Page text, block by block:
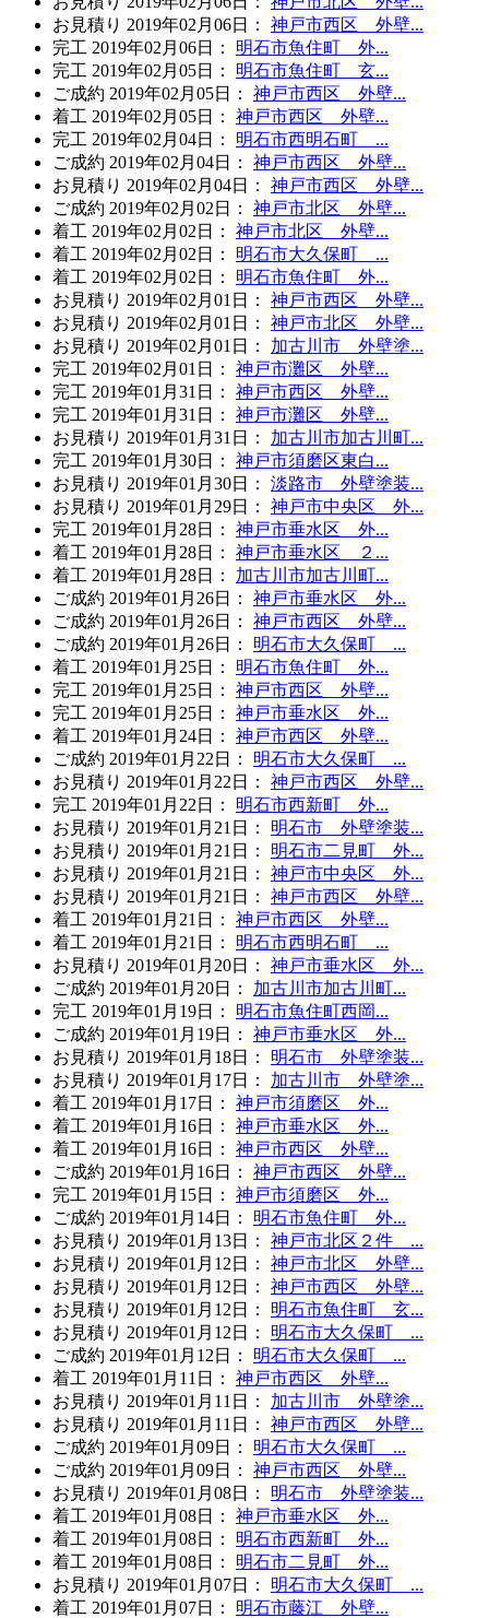
お見積り 2019年02月06日 ：
神戸市西区 外壁...
完工 2019年02月06日 ：
明石市魚住町 外...
完工 2019年02月05日 ：
明石市魚住町 玄...
ご成約 2019年02月05日 ：
神戸市西区 外壁...
着工 2019年02月05日 ：
神戸市西区 外壁...
完工 2019年02月04日 ：
明石市西明石町 ...
ご成約 2019年02月04日 ：
神戸市西区 外壁...
お見積り 2019年02月04日 ：
神戸市西区 外壁...
ご成約 2019年02月02日 ：
神戸市北区 外壁...
着工 2019年02月02日 ：
神戸市北区 外壁...
着工 2019年02月02日 ：
明石市大久保町 ...
着工 2019年02月02日 ：
明石市魚住町 外...
お見積り 2019年02月01日 ：
神戸市西区 外壁...
お見積り 2019年02月01日 ：
神戸市北区 外壁...
お見積り 2019年02月01日 ：
加古川市 外壁塗...
完工 2019年02月01日 ：
神戸市灘区 外壁...
完工 2019年01月31日 ：
神戸市西区 外壁...
完工 2019年01月31日 ：
神戸市灘区 外壁...
お見積り 2019年01月31日 ：
加古川市加古川町...
完工 2019年01月30日 ：
神戸市須磨区東白...
お見積り 2019年01月30日 ：
淡路市 外壁塗装...
お見積り 2019年01月29日 ：
神戸市中央区 外...
完工 2019年01月28日 ：
神戸市垂水区 外...
着工 2019年01月28日 ：
神戸市垂水区 ２...
着工 2019年01月28日 ：
加古川市加古川町...
ご成約 2019年01月26日 ：
神戸市垂水区 外...
ご成約 2019年01月26日 ：
神戸市西区 外壁...
ご成約 2019年01月26日 ：
明石市大久保町 ...
着工 2019年01月25日 ：
明石市魚住町 外...
完工 2019年01月25日 ：
神戸市西区 外壁...
完工 2019年01月25日 ：
神戸市垂水区 外...
着工 2019年01月24日 ：
神戸市西区 外壁...
ご成約 2019年01月22日 ：
明石市大久保町 ...
お見積り 2019年01月22日 ：
神戸市西区 外壁...
完工 2019年01月22日 ：
明石市西新町 外...
お見積り 2019年01月21日 ：
明石市 外壁塗装...
お見積り 2019年01月21日 ：
明石市二見町 外...
お見積り 2019年01月21日 ：
神戸市中央区 外...
お見積り 2019年01月21日 ：
神戸市西区 外壁...
着工 2019年01月21日 ：
神戸市西区 外壁...
着工 2019年01月21日 ：
明石市西明石町 ...
お見積り 2019年01月20日 ：
神戸市垂水区 外...
ご成約 2019年01月20日 ：
加古川市加古川町...
完工 2019年01月19日 ：
明石市魚住町西岡...
ご成約 2019年01月19日 ：
神戸市垂水区 外...
お見積り 2019年01月18日 ：
明石市 外壁塗装...
お見積り 2019年01月17日 ：
加古川市 外壁塗...
着工 2019年01月17日 ：
神戸市須磨区 外...
着工 2019年01月16日 ：
神戸市垂水区 外...
着工 2019年01月16日 ：
神戸市西区 外壁...
ご成約 2019年01月16日 ：
神戸市西区 外壁...
完工 2019年01月15日 ：
神戸市須磨区 外...
ご成約 2019年01月14日 ：
明石市魚住町 外...
お見積り 2019年01月13日 ：
神戸市北区２件 ...
お見積り 2019年01月12日 ：
神戸市北区 外壁...
お見積り 2019年01月12日 ：
神戸市西区 外壁...
お見積り 2019年01月12日 ：
明石市魚住町 玄...
お見積り 2019年01月12日 ：
明石市大久保町 ...
ご成約 2019年01月12日 ：
明石市大久保町 ...
着工 2019年01月11日 ：
神戸市西区 外壁...
お見積り 2019年01月11日 ：
加古川市 外壁塗...
お見積り 2019年01月11日 ：
神戸市西区 外壁...
ご成約 2019年01月09日 ：
明石市大久保町 ...
ご成約 2019年01月09日 ：
神戸市西区 外壁...
お見積り 2019年01月08日 ：
明石市 外壁塗装...
着工 2019年01月08日 ：
神戸市垂水区 外...
着工 2019年01月08日 ：
明石市西新町 外...
着工 2019年01月08日 ：
明石市二見町 外...
お見積り 2019年01月07日 ：
明石市大久保町 ...
着工 2019年01月07日 ：
明石市藤江 外壁...